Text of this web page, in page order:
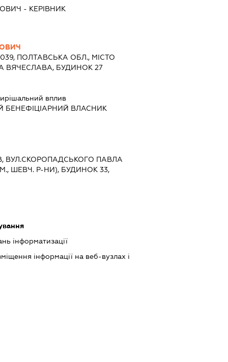
- КЕРІВНИК
ПОЛТАВСЬКА ОБЛ., МІСТО
ВЯЧЕСЛАВА, БУДИНОК 27
вплив
БЕНЕФІЦІАРНИЙ ВЛАСНИК
ВУЛ.СКОРОПАДСЬКОГО ПАВЛА
ШЕВЧ. Р-НИ), БУДИНОК 33,
інформатизації
інформації на веб-вузлах і